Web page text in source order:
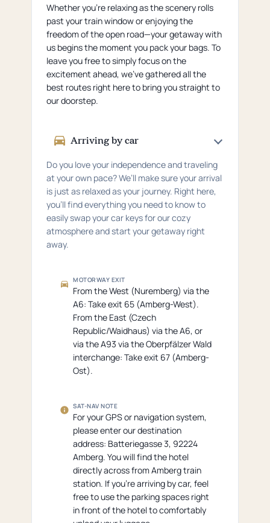
Whether you're relaxing as the scenery rolls
past your train window or enjoying the
freedom of the open road—your getaway with
us begins the moment you pack your bags. To
leave you free to simply focus on the
excitement ahead, we’ve gathered all the
best routes right here to bring you straight to
our doorstep.
Arriving by car
Do you love your independence and traveling
at your own pace? We’ll make sure your arrival
is just as relaxed as your journey. Right here,
you’ll find everything you need to know to
easily swap your car keys for our cozy
atmosphere and start your getaway right
away.
MOTORWAY EXIT
From the West (Nuremberg) via the
A6: Take exit 65 (Amberg-West).
From the East (Czech
Republic/Waidhaus) via the A6, or
via the A93 via the Oberpfälzer Wald
interchange: Take exit 67 (Amberg-
Ost).
SAT-NAV NOTE
For your GPS or navigation system,
please enter our destination
address: Batteriegasse 3, 92224
Amberg. You will find the hotel
directly across from Amberg train
station. If you’re arriving by car, feel
free to use the parking spaces right
in front of the hotel to comfortably